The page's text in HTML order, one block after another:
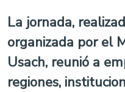
La jornada,
organizada por el
Usach, reunió a
regiones,